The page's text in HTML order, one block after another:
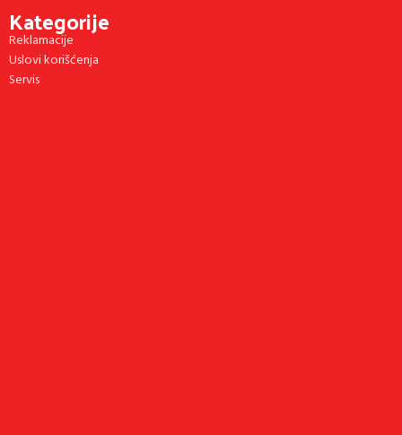
Kategorije
Reklamacije
Uslovi korišćenja
Servis